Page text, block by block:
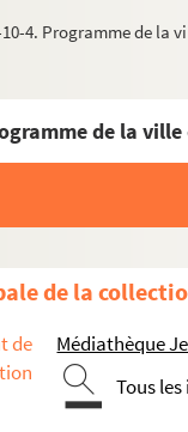
10-4. Programme de
de la
de
Médiathèque
Tous
fonds Mahieu
fonds Mahieu
historiques lillois